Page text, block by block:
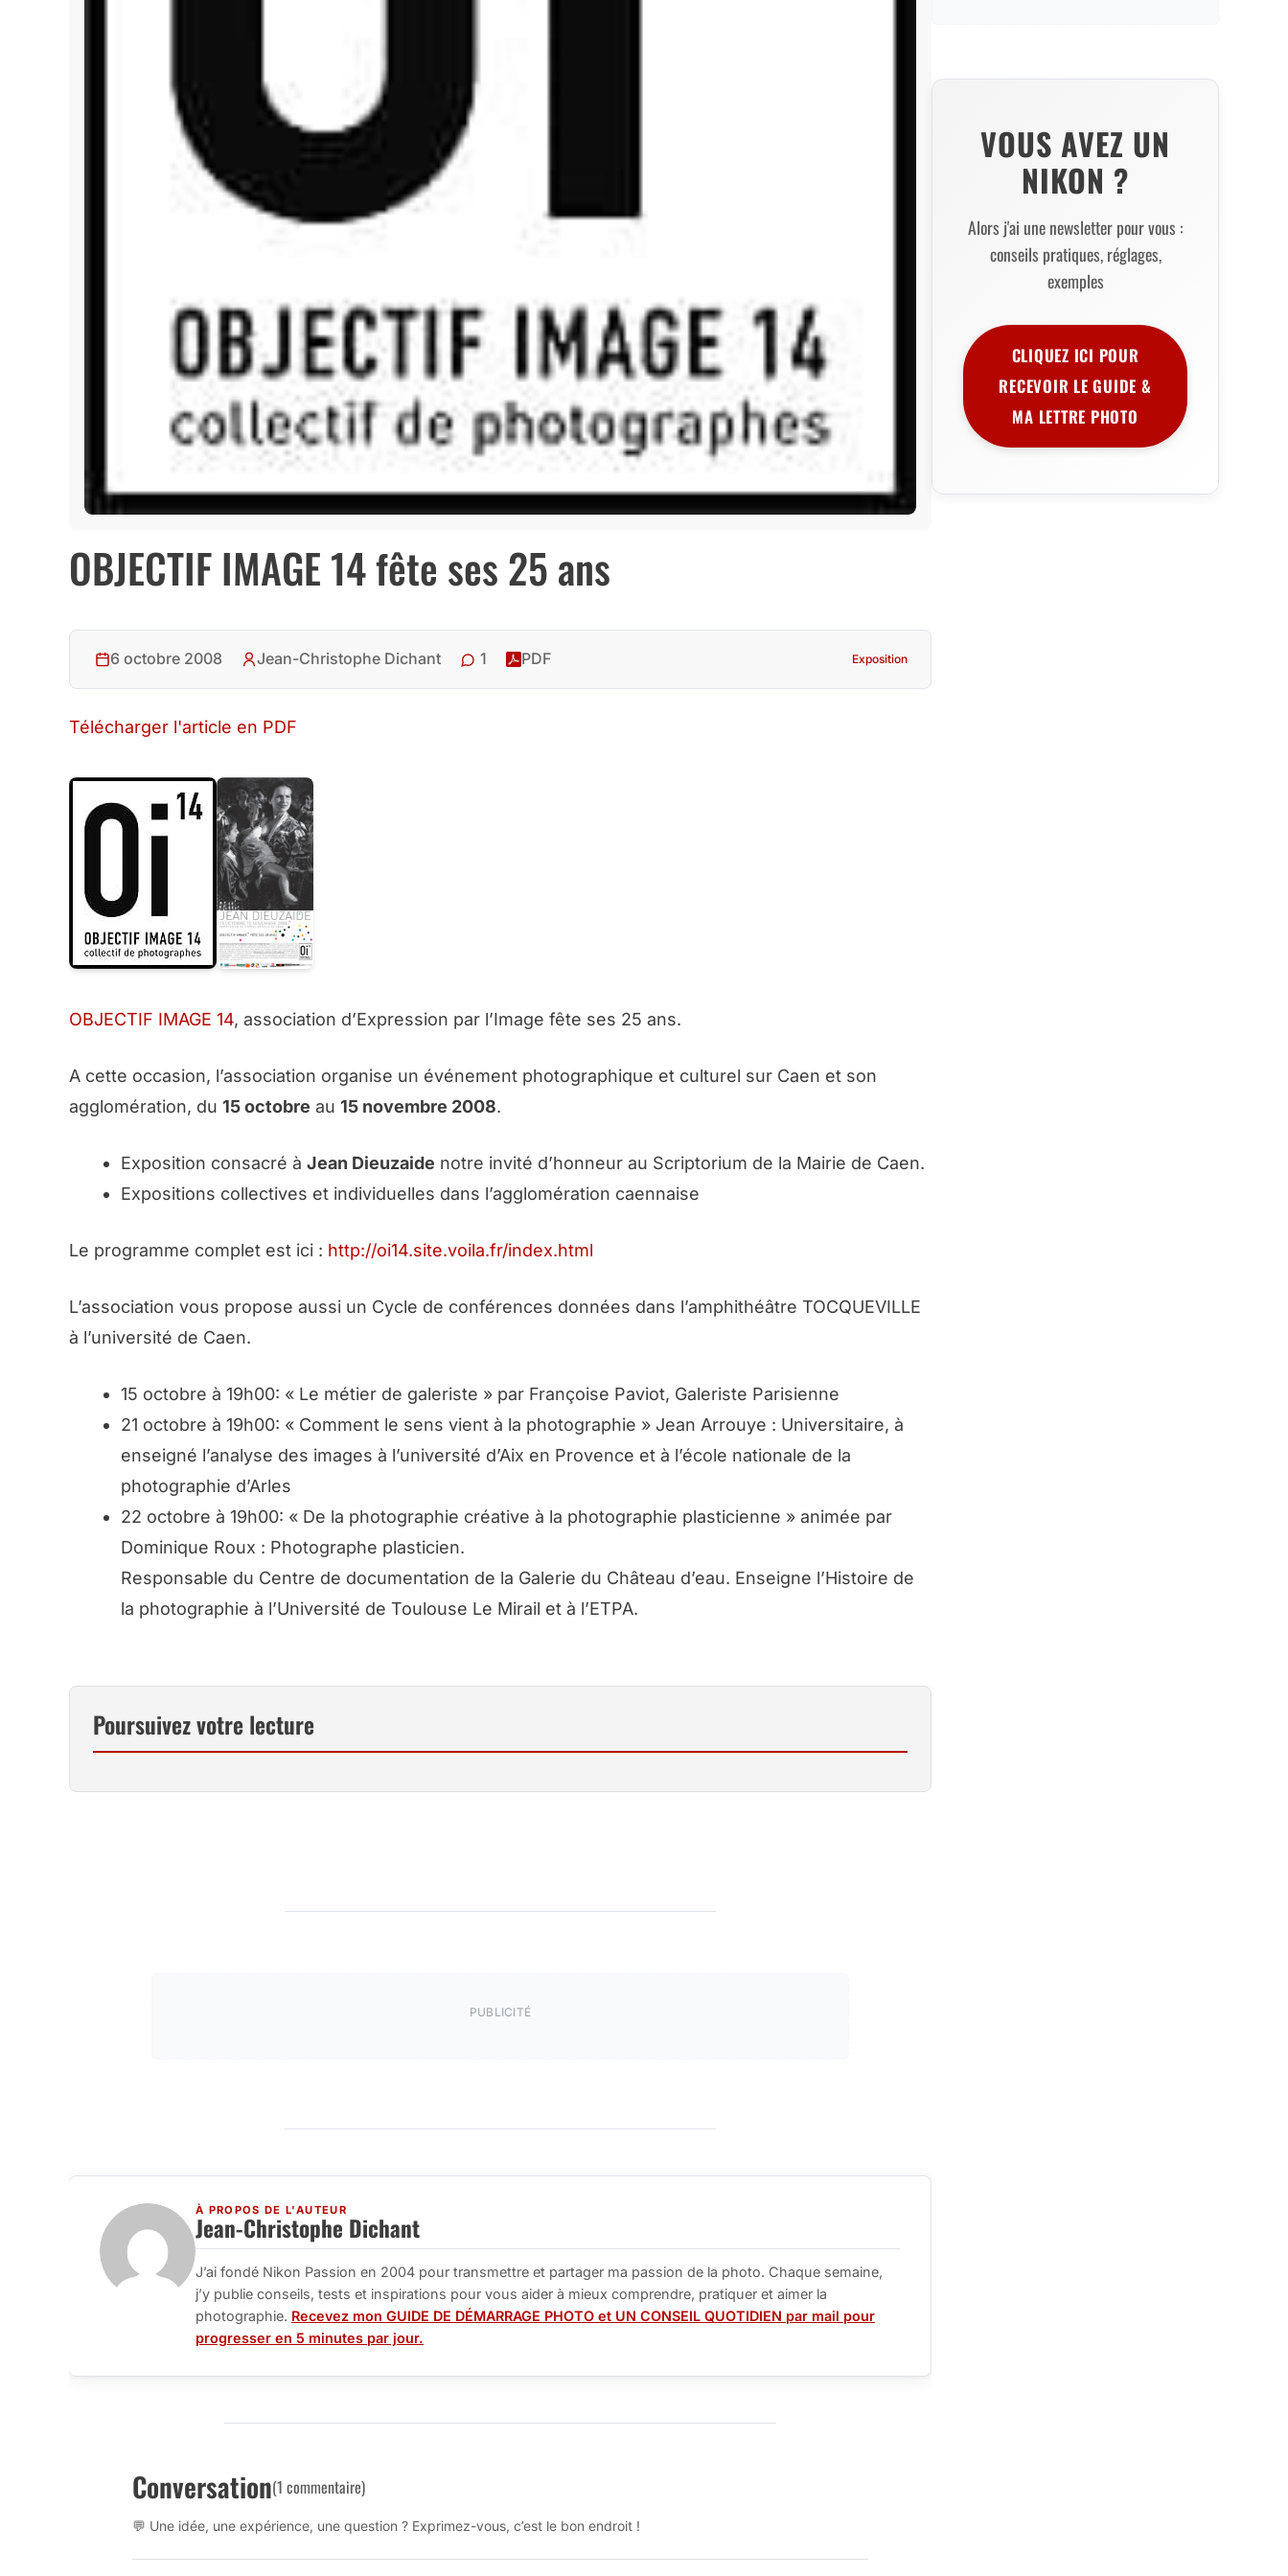
OBJECTIF IMAGE 14 fête ses 25 ans
6 octobre 2008 Jean-Christophe Dichant 1 PDF Exposition
Télécharger l'article en PDF
OBJECTIF IMAGE 14, association d’Expression par l’Image fête ses 25 ans.
A cette occasion, l’association organise un événement photographique et culturel sur Caen et son
agglomération, du 15 octobre au 15 novembre 2008.
Exposition consacré à Jean Dieuzaide notre invité d’honneur au Scriptorium de la Mairie de Caen.
Expositions collectives et individuelles dans l’agglomération caennaise
Le programme complet est ici : http://oi14.site.voila.fr/index.html
L’association vous propose aussi un Cycle de conférences données dans l’amphithéâtre TOCQUEVILLE
à l’université de Caen.
15 octobre à 19h00: « Le métier de galeriste » par Françoise Paviot, Galeriste Parisienne
21 octobre à 19h00: « Comment le sens vient à la photographie » Jean Arrouye : Universitaire, à
enseigné l’analyse des images à l’université d’Aix en Provence et à l’école nationale de la
photographie d’Arles
22 octobre à 19h00: « De la photographie créative à la photographie plasticienne » animée par
Dominique Roux : Photographe plasticien.
Responsable du Centre de documentation de la Galerie du Château d’eau. Enseigne l’Histoire de
la photographie à l’Université de Toulouse Le Mirail et à l’ETPA.
Poursuivez votre lecture
PUBLICITÉ
À PROPOS DE L'AUTEUR
Jean-Christophe Dichant
J’ai fondé Nikon Passion en 2004 pour transmettre et partager ma passion de la photo. Chaque semaine,
j’y publie conseils, tests et inspirations pour vous aider à mieux comprendre, pratiquer et aimer la
photographie. Recevez mon GUIDE DE DÉMARRAGE PHOTO et UN CONSEIL QUOTIDIEN par mail pour
progresser en 5 minutes par jour.
Conversation(1 commentaire)
💬 Une idée, une expérience, une question ? Exprimez-vous, c’est le bon endroit !
VOUS AVEZ UN
NIKON ?
Alors j'ai une newsletter pour vous :
conseils pratiques, réglages,
exemples
CLIQUEZ ICI POUR
RECEVOIR LE GUIDE &
MA LETTRE PHOTO